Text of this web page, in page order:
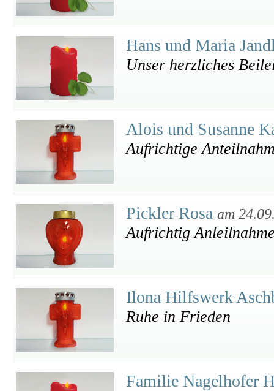
Hans und Maria
Unser herzliches
Alois und Susanne
Aufrichtige
Pickler Rosa am
Aufrichtig
Ilona Hilfswerk
Ruhe in Frieden
Familie Nagelhofer